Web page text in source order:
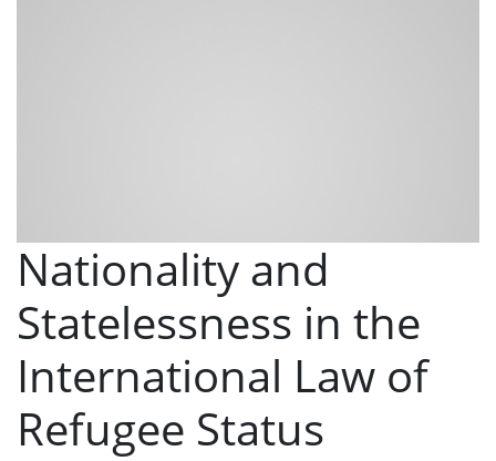
Nationality and
Statelessness in the
International Law of
Refugee Status